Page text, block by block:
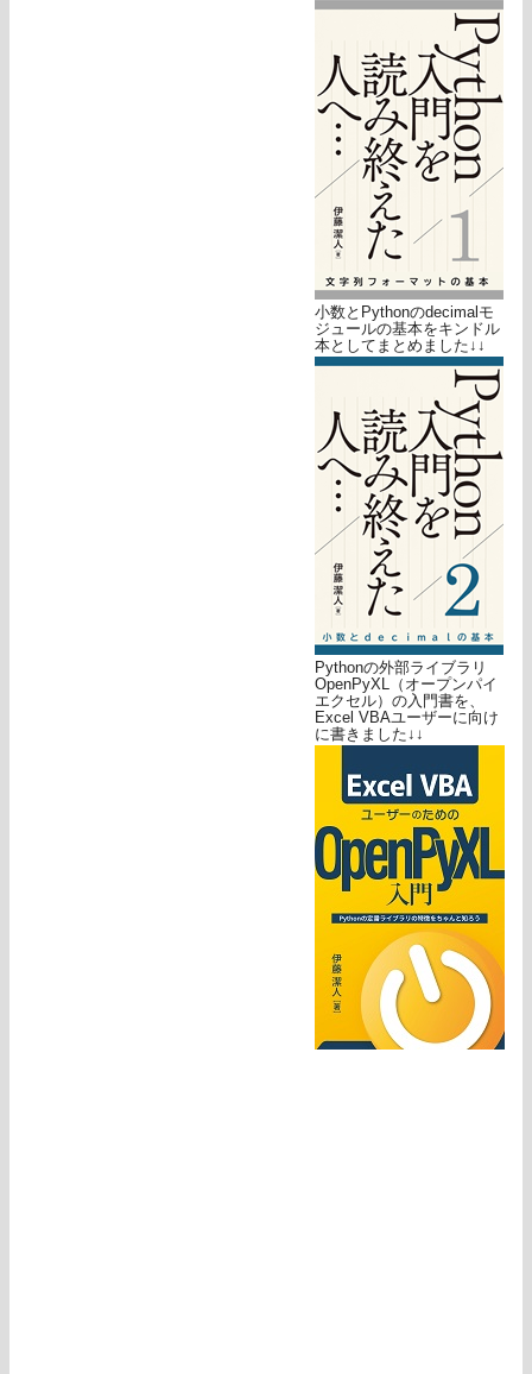
小数とPythonのdecimalモ
ジュールの基本をキンドル
本としてまとめました↓↓
Pythonの外部ライブラリ
OpenPyXL（オープンパイ
エクセル）の入門書を、
Excel VBAユーザーに向け
に書きました↓↓